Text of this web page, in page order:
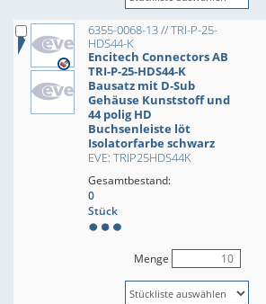
6355-0068-13 // TRI-P-25-
HDS44-K
Encitech Connectors AB
TRI-P-25-HDS44-K
Bausatz mit D-Sub
Gehäuse Kunststoff und
44 polig HD
Buchsenleiste löt
Isolatorfarbe schwarz
EVE: TRIP25HDS44K
Gesamtbestand:
0
Stück
Menge